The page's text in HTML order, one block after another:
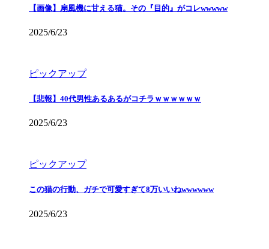
【画像】扇風機に甘える猫。その『目的』がコレwwwww
2025/6/23
ピックアップ
【悲報】40代男性あるあるがコチラｗｗｗｗｗｗ
2025/6/23
ピックアップ
この猫の行動、ガチで可愛すぎて8万いいねwwwwww
2025/6/23